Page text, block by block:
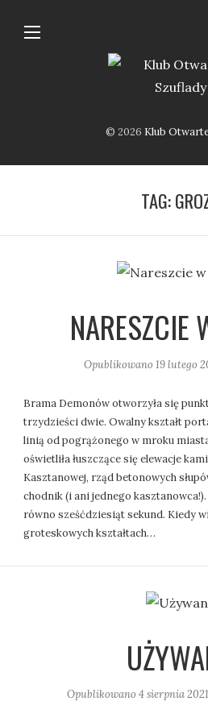
© 2026 Klub
TAG:
NARESZCIE
Opublikowano 19 lutego
Brama Demonów otworzyła się
trzydzieści dwie. Owalny kształt
linią od pogrążonego w mroku
oświetliła łuszczące się elewacje
Kasztanowej, rząd betonowych
chodnik (i ani jednego
równo sześćdziesiąt sekund. Kiedy
groteskowych kształtach…
Opublikowano 4 sierpnia 2021